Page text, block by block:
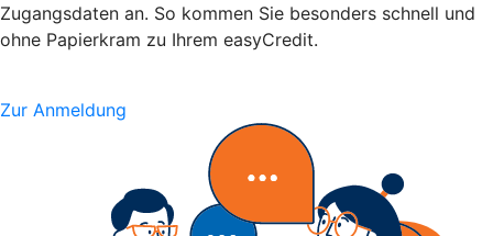
Zugangsdaten an. So kommen Sie besonders schnell und
ohne Papierkram zu Ihrem easyCredit.
Zur Anmeldung